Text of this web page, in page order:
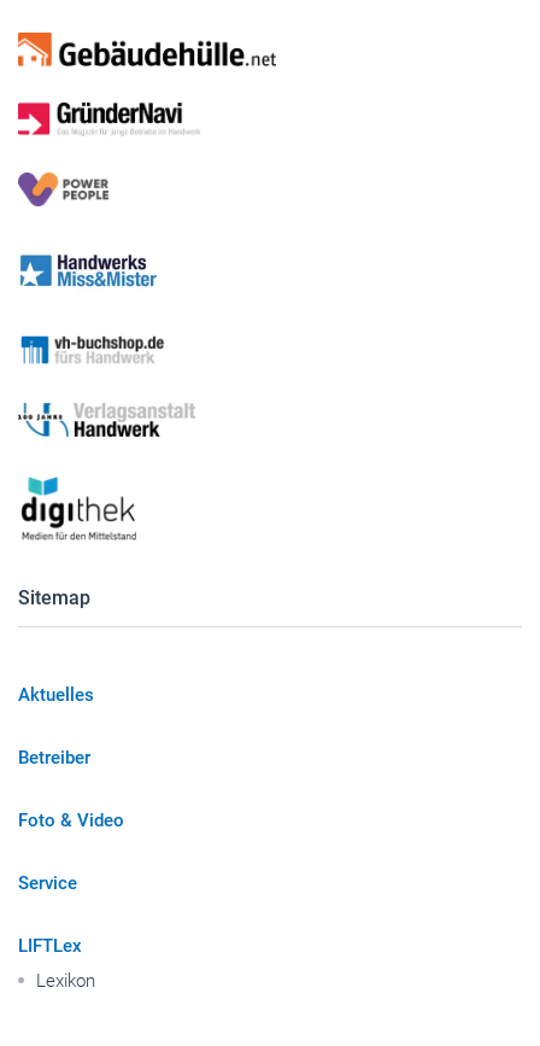
Sitemap
Aktuelles
Betreiber
Foto & Video
Service
LIFTLex
Lexikon